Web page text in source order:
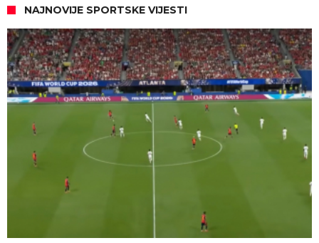
NAJNOVIJE SPORTSKE VIJESTI